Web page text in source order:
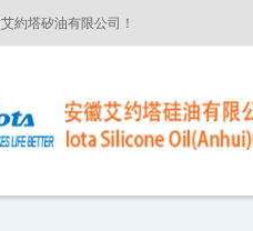
約塔矽油有限公司！